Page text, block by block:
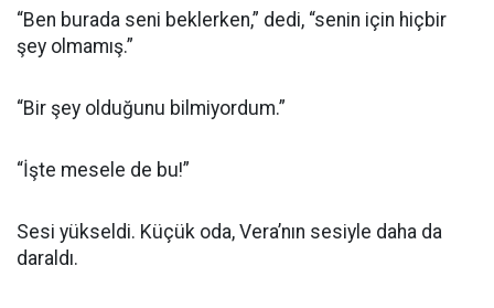
“Ben burada seni beklerken,” dedi, “senin için hiçbir
şey olmamış.”
“Bir şey olduğunu bilmiyordum.”
“İşte mesele de bu!”
Sesi yükseldi. Küçük oda, Vera’nın sesiyle daha da
daraldı.